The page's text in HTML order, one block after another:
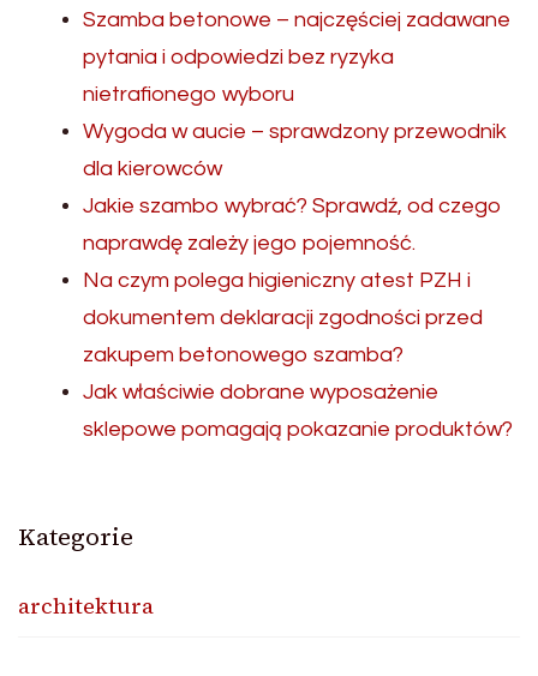
Szamba betonowe – najczęściej zadawane
pytania i odpowiedzi bez ryzyka
nietrafionego wyboru
Wygoda w aucie – sprawdzony przewodnik
dla kierowców
Jakie szambo wybrać? Sprawdź, od czego
naprawdę zależy jego pojemność.
Na czym polega higieniczny atest PZH i
dokumentem deklaracji zgodności przed
zakupem betonowego szamba?
Jak właściwie dobrane wyposażenie
sklepowe pomagają pokazanie produktów?
Kategorie
architektura